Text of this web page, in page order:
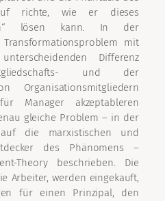
richte, wie er dieses
lösen kann. In der
mit
Differenz
und der
Organisationsmitgliedern
Manager akzeptableren
gleiche Problem – in der
die marxistischen und
des Phänomens –
Theory beschrieben. Die
Arbeiter, werden eingekauft,
für einen Prinzipal, den